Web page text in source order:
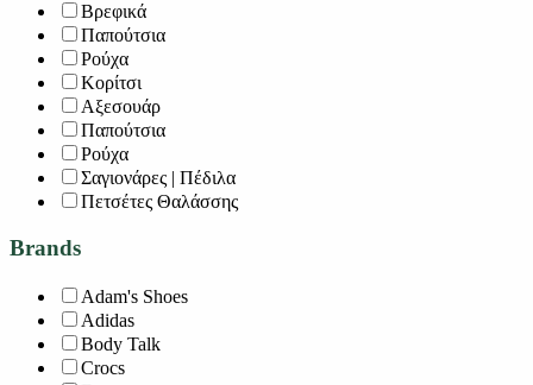
Βρεφικά
Παπούτσια
Ρούχα
Κορίτσι
Αξεσουάρ
Παπούτσια
Ρούχα
Σαγιονάρες | Πέδιλα
Πετσέτες Θαλάσσης
Brands
Adam's Shoes
Adidas
Body Talk
Crocs